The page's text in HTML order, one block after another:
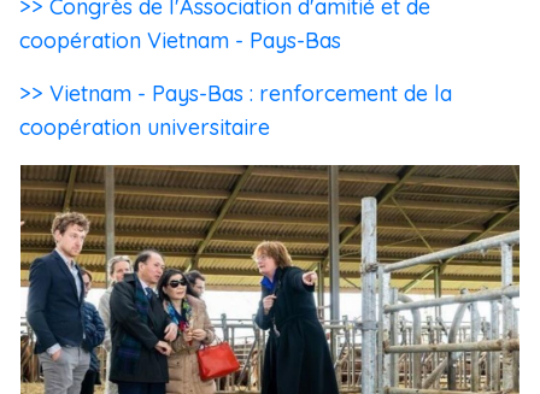
>> Congrès de l'Association d'amitié et de
coopération Vietnam - Pays-Bas
>> Vietnam - Pays-Bas : renforcement de la
coopération universitaire